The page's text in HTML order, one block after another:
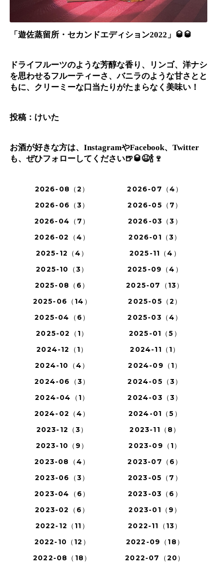
「遊佐蒸留所・ セカンドエディション2022」🥃🥃
ドライフルーツのような芳醇な香り、リンゴ、洋ナシ
を思わせるフルーティーさ、バニラのような甘さとと
もに、クリーミーな口当たりがたまらなく美味い！
投稿：けいた
お酒が好きな方は、 InstagramやFacebook、 Twitter
も、ぜひフォローしてください🍺🥃😆🍾🍷
2026-08（2）
2026-07（4）
2026-06（3）
2026-05（7）
2026-04（7）
2026-03（3）
2026-02（4）
2026-01（3）
2025-12（4）
2025-11（4）
2025-10（3）
2025-09（4）
2025-08（6）
2025-07（13）
2025-06（14）
2025-05（2）
2025-04（6）
2025-03（4）
2025-02（1）
2025-01（5）
2024-12（1）
2024-11（1）
2024-10（4）
2024-09（1）
2024-06（3）
2024-05（3）
2024-04（1）
2024-03（3）
2024-02（4）
2024-01（5）
2023-12（3）
2023-11（8）
2023-10（9）
2023-09（1）
2023-08（4）
2023-07（6）
2023-06（3）
2023-05（7）
2023-04（6）
2023-03（6）
2023-02（6）
2023-01（9）
2022-12（11）
2022-11（13）
2022-10（12）
2022-09（18）
2022-08（18）
2022-07（20）